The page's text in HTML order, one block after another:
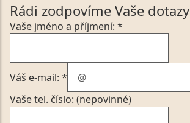
Rádi zodpovíme Vaše dotazy
Vaše jméno a příjmení: *
Váš e-mail: *
Vaše tel. číslo: (nepovinné)